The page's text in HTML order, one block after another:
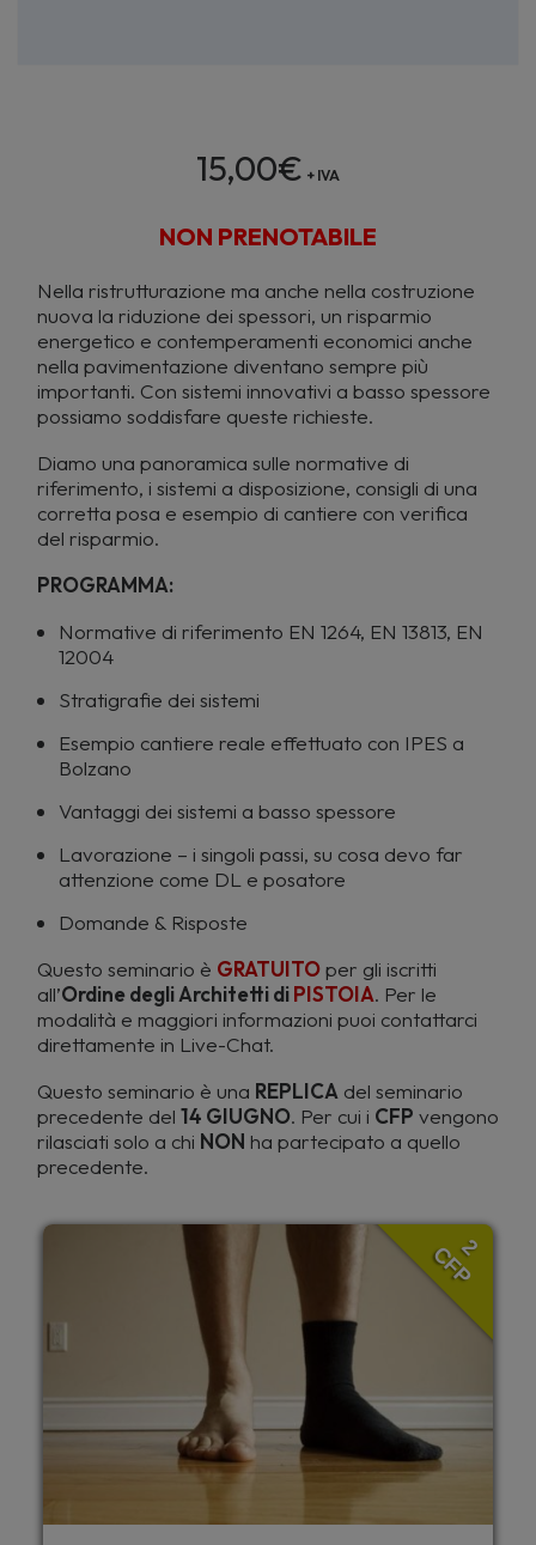
15,00€ + IVA
NON PRENOTABILE
Nella ristrutturazione ma anche nella costruzione
nuova la riduzione dei spessori, un risparmio
energetico e contemperamenti economici anche
nella pavimentazione diventano sempre più
importanti. Con sistemi innovativi a basso spessore
possiamo soddisfare queste richieste.
Diamo una panoramica sulle normative di
riferimento, i sistemi a disposizione, consigli di una
corretta posa e esempio di cantiere con verifica
del risparmio.
PROGRAMMA:
Normative di riferimento EN 1264, EN 13813, EN
12004
Stratigrafie dei sistemi
Esempio cantiere reale effettuato con IPES a
Bolzano
Vantaggi dei sistemi a basso spessore
Lavorazione – i singoli passi, su cosa devo far
attenzione come DL e posatore
Domande & Risposte
Questo seminario è GRATUITOper gli iscritti
all’Ordine degli Architetti diPISTOIA. Per le
modalità e maggiori informazioni puoi contattarci
direttamente in Live-Chat.
Questo seminario è una REPLICA del seminario
precedente del 14 GIUGNO. Per cui i CFP vengono
rilasciati solo a chi NON ha partecipato a quello
precedente.
2
CFP